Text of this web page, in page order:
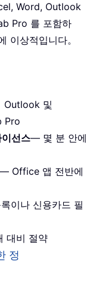
Word, Outlook
Pro 를 포함하
이상적입니다。
및
Pro
선스— 몇 분 안에
— Office 앱 전반에
이나 신용카드 필
대비 절약
정